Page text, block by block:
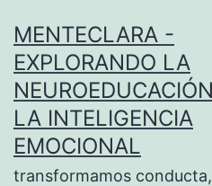
contenido
MENTECLARA -
EXPLORANDO LA
LA INTELIGENCIA
EMOCIONAL
transformamos conducta,